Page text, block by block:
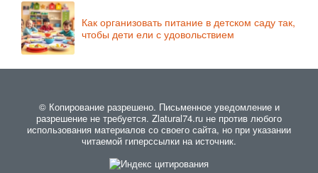
Как организовать питание в детском саду так,
чтобы дети ели с удовольствием
© Копирование разрешено. Письменное уведомление и
разрешение не требуется. Zlatural74.ru не против любого
использования материалов со своего сайта, но при указании
читаемой гиперссылки на источник.